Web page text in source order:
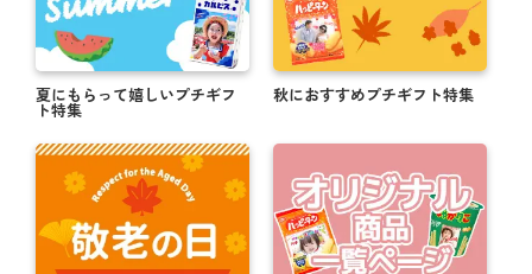
夏にもらって嬉しいプチギフ
ト特集
秋におすすめプチギフト特集